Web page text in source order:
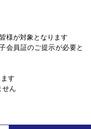
様が対象となります
会員証のご提示が必要と
す
せん